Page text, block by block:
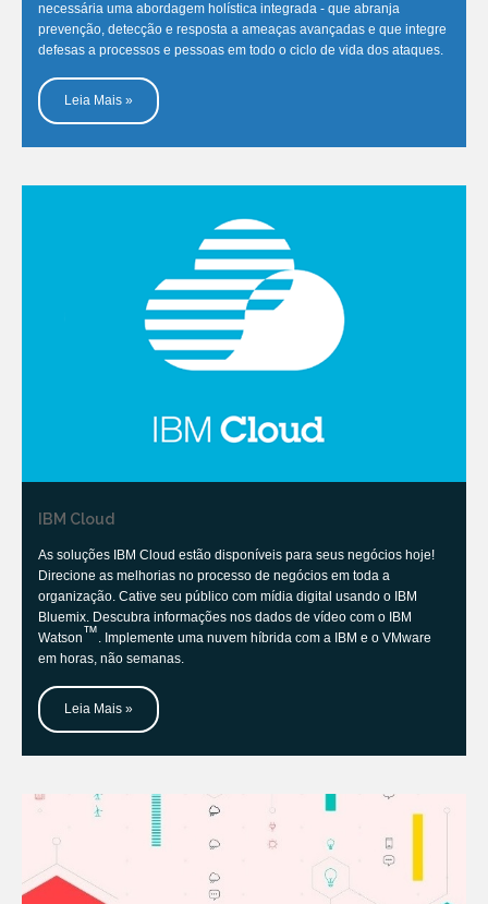
necessária uma abordagem holística integrada - que abranja
prevenção, detecção e resposta a ameaças avançadas e que integre
defesas a processos e pessoas em todo o ciclo de vida dos ataques.
Leia Mais »
IBM Cloud
As soluções IBM Cloud estão disponíveis para seus negócios hoje!
Direcione as melhorias no processo de negócios em toda a
organização. Cative seu público com mídia digital usando o IBM
Bluemix. Descubra informações nos dados de vídeo com o IBM
Watson™. Implemente uma nuvem híbrida com a IBM e o VMware
em horas, não semanas.
Leia Mais »